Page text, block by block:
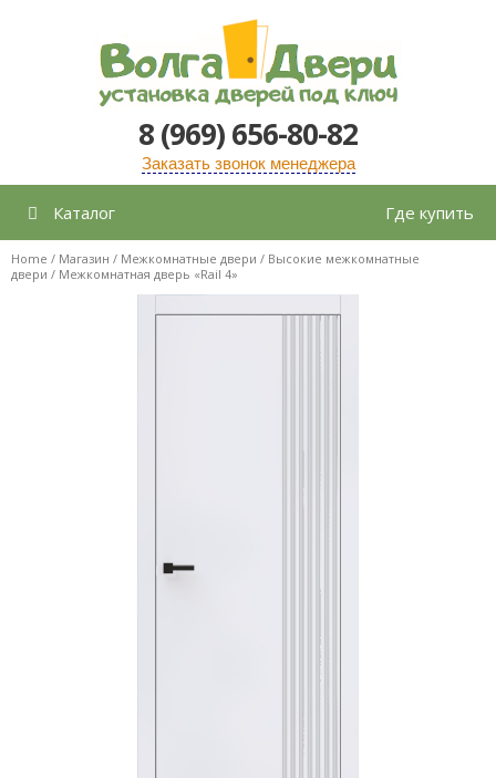
содержимому
8 (969) 656-80-82
Заказать звонок менеджера
Каталог Где купить
Home / Магазин / Межкомнатные двери / Высокие межкомнатные
двери / Межкомнатная дверь «Rail 4»